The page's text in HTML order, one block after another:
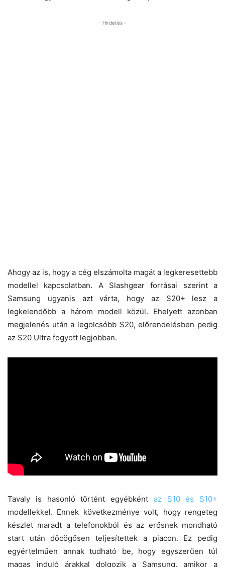
- Hirdetés -
Ahogy az is, hogy a cég elszámolta magát a legkeresettebb
modellel kapcsolatban. A Slashgear forrásai szerint a
Samsung ugyanis azt várta, hogy az S20+ lesz a
legkelendőbb a három modell közül. Ehelyett azonban
megjelenés után a legolcsóbb S20, előrendelésben pedig
az S20 Ultra fogyott legjobban.
Tavaly is hasonló történt egyébként az S10 és S10+
modellekkel. Ennek következménye volt, hogy rengeteg
készlet maradt a telefonokból és az erősnek mondható
start után döcögősen teljesítettek a piacon. Ez pedig
egyértelműen annak tudható be, hogy egyszerűen túl
magas induló árakkal dolgozik a Samsung, amikor a